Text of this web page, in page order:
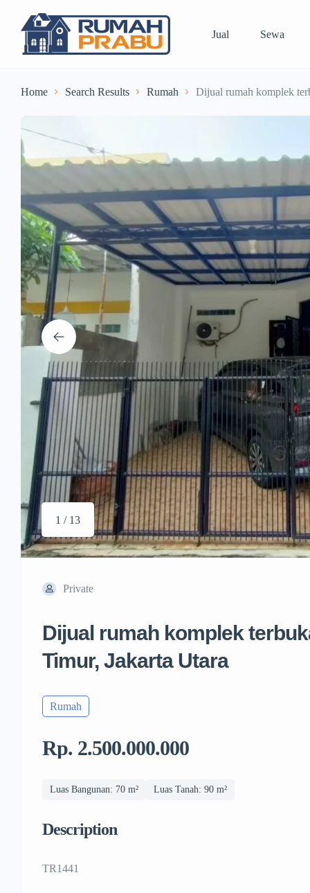
Jual Sewa
Home Search Results Rumah Dijual rumah komplek
1 / 13
Private
Dijual rumah komplek
Timur, Jakarta Utara
Rumah
Rp. 2.500.000.000
Luas Bangunan: 70 m² Luas Tanah: 90 m²
Description
TR1441